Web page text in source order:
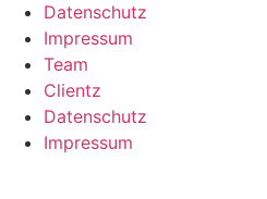
Datenschutz
Impressum
Team
Clientz
Datenschutz
Impressum